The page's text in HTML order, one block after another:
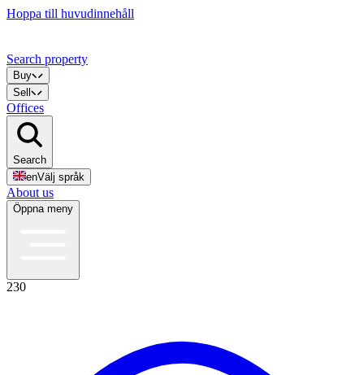
Hoppa till huvudinnehåll
Search property
Buy
Sell
Offices
Search
enVälj språk
About us
Öppna meny
230